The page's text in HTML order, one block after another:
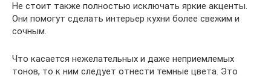
Не стоит также полностью исключать яркие акценты.
Они помогут сделать интерьер кухни более свежим и
сочным.
Что касается нежелательных и даже неприемлемых
тонов, то к ним следует отнести темные цвета. Это